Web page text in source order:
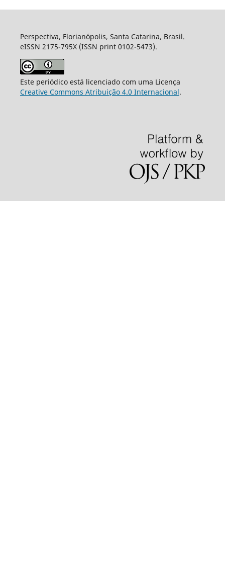
Perspectiva, Florianópolis, Santa Catarina, Brasil.
eISSN 2175-795X (ISSN print 0102-5473).
Este periódico está licenciado com uma Licença
Creative Commons Atribuição 4.0 Internacional.